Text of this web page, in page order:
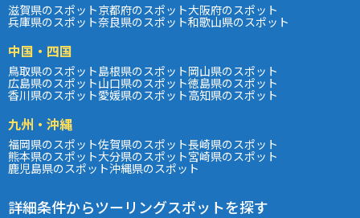
滋賀県のスポット京都府のスポット大阪府のスポット
兵庫県のスポット奈良県のスポット和歌山県のスポット
中国・四国
鳥取県のスポット島根県のスポット岡山県のスポット
広島県のスポット山口県のスポット徳島県のスポット
香川県のスポット愛媛県のスポット高知県のスポット
九州・沖縄
福岡県のスポット佐賀県のスポット長崎県のスポット
熊本県のスポット大分県のスポット宮崎県のスポット
鹿児島県のスポット沖縄県のスポット
詳細条件からツーリングスポットを探す